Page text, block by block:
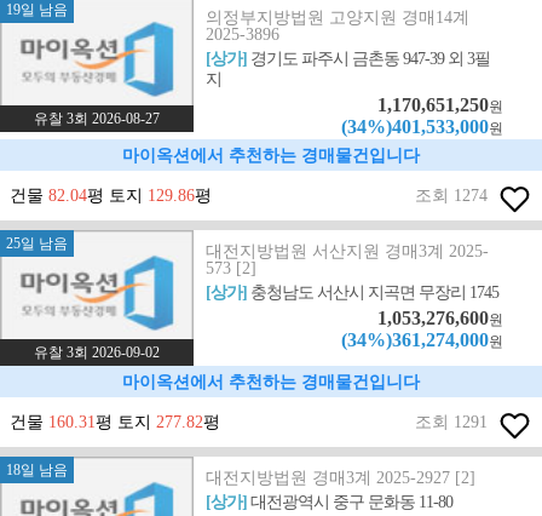
19일 남음
유찰 3회 2026-08-27
의정부지방법원 고양지원 경매14계
2025-3896
[상가] 경기도 파주시 금촌동 947-39 외 3필
지
1,170,651,250원
(34%)401,533,000원
마이옥션에서 추천하는 경매물건입니다
건물 82.04평 토지 129.86평 조회 1274
25일 남음
유찰 3회 2026-09-02
대전지방법원 서산지원 경매3계 2025-
573 [2]
[상가] 충청남도 서산시 지곡면 무장리 1745
1,053,276,600원
(34%)361,274,000원
마이옥션에서 추천하는 경매물건입니다
건물 160.31평 토지 277.82평 조회 1291
18일 남음
대전지방법원 경매3계 2025-2927 [2]
[상가]대전광역시 중구 문화동 11-80